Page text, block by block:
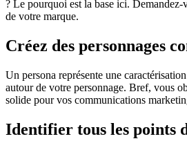
? Le pourquoi est la base ici. Demandez-
de votre marque.
Créez des personnages
Un persona représente une
autour de votre personnage. Bref, vous
solide pour vos communications
Identifier tous les points